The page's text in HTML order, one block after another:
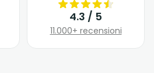
4.3 / 5
11.000+ recensioni